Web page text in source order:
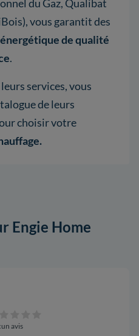
du Gaz, Qualibat
vous garantit des
de qualité
.
services, vous
de leurs
choisir votre
Engie Home
avis